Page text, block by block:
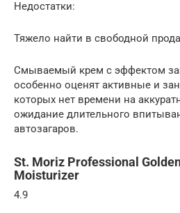
Недостатки:
Тяжело найти в свободной
Смываемый крем с эффектом
особенно оценят активные и
которых нет времени на
ожидание длительного
автозагаров.
St. Moriz Professional
Moisturizer
4.9